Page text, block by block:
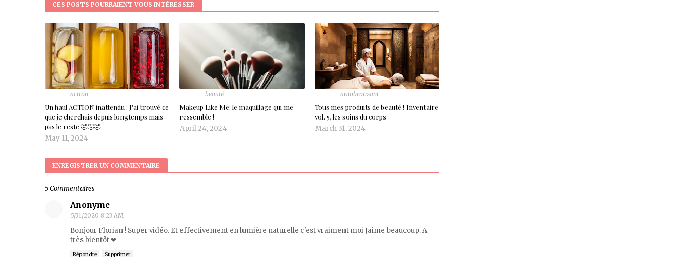
CES POSTS POURRAIENT VOUS INTÉRESSER
action
Un haul ACTION inattendu : J'ai trouvé ce
que je cherchais depuis longtemps mais
pas le reste 🤣🤣🤣
May 11, 2024
beauté
Makeup Like Me: le maquillage qui me
ressemble !
April 24, 2024
autobronzant
Tous mes produits de beauté ! Inventaire
vol. 5, les soins du corps
March 31, 2024
ENREGISTRER UN COMMENTAIRE
5 Commentaires
Anonyme
5/31/2020 8:23 AM
Bonjour Florian ! Super vidéo. Et effectivement en lumière naturelle c'est vraiment moi Jaime beaucoup. A
très bientôt ❤
Répondre Supprimer